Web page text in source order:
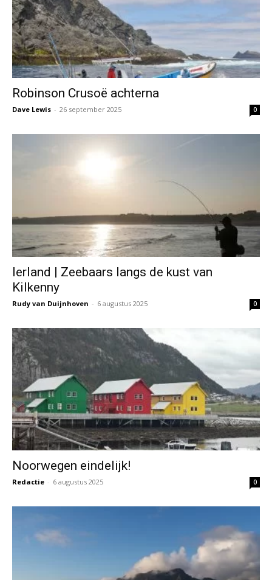
Robinson Crusoë achterna
Dave Lewis - 26 september 2025 0
Ierland | Zeebaars langs de kust van
Kilkenny
Rudy van Duijnhoven - 6 augustus 2025 0
Noorwegen eindelijk!
Redactie - 6 augustus 2025 0